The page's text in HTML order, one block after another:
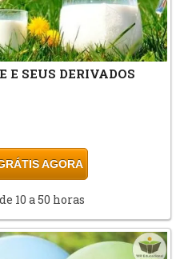
E SEUS DERIVADOS
AGORA
10 a 50 horas